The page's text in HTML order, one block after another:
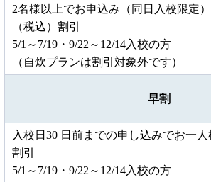
2名様以上でお申込み（同日入校限定
（税込）割引
5/1～7/19・9/22～12/14入校の方
（自炊プランは割引対象外です）
早割
入校日30 日前までの申し込みでお一人
割引
5/1～7/19・9/22～12/14入校の方